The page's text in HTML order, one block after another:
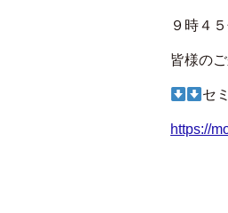
９時４
皆様の
セ
https://